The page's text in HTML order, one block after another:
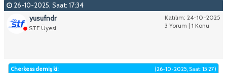
26-10-2025, Saat: 17:34
Katılım: 24-10-2025
3 Yorum | 1 Konu
yusufndr
STF Üyesi
(26-10-2025, Saat: 15:27)
Cherkess demiş ki: